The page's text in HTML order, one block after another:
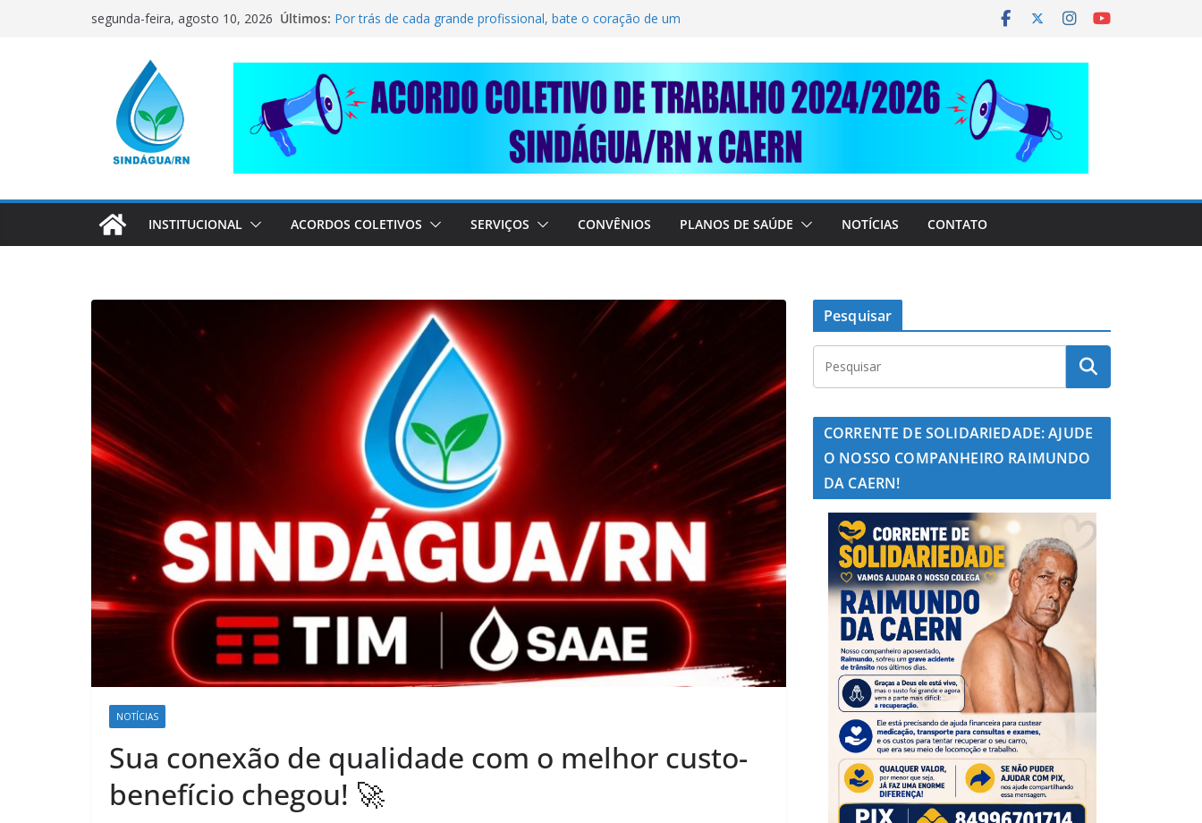
segunda-feira, agosto 10, 2026 Últimos: CORRENTE DE SOLIDARIEDADE: AJUDE O NOSSO
📢 ATENÇÃO, TRABALHADORES DO SINDÁGUA/RN! 📢
Sindágua/RN presente em importante debate com o Ministro
Luiz Marinho!
ELE AVISOU SOBRE A SABESP! 🚨
INSTITUCIONAL ACORDOS COLETIVOS SERVIÇOS CONVÊNIOS PLANOS DE SAÚDE NOTÍCIAS CONTATO
NOTÍCIAS
Sua conexão de qualidade com o melhor custo-
benefício chegou! 🚀
Pesquisar
CORRENTE DE SOLIDARIEDADE: AJUDE
O NOSSO COMPANHEIRO RAIMUNDO
DA CAERN!